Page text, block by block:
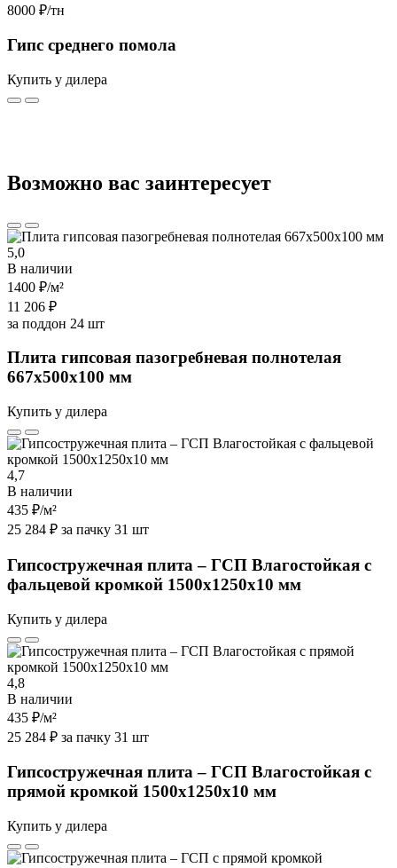
8000 ₽/тн
Гипс среднего помола
Купить у дилера
Возможно вас заинтересует
5,0
В наличии
1400 ₽/м²
11 206 ₽
за поддон 24 шт
Плита гипсовая пазогребневая полнотелая
667х500х100 мм
Купить у дилера
4,7
В наличии
435 ₽/м²
25 284 ₽ за пачку 31 шт
Гипсостружечная плита – ГСП Влагостойкая с
фальцевой кромкой 1500х1250х10 мм
Купить у дилера
4,8
В наличии
435 ₽/м²
25 284 ₽ за пачку 31 шт
Гипсостружечная плита – ГСП Влагостойкая с
прямой кромкой 1500х1250х10 мм
Купить у дилера